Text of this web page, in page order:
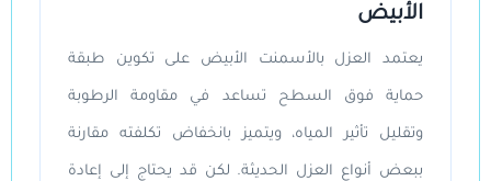
الأبيض
يعتمد العزل بالأسمنت الأبيض على تكوين طبقة
حماية فوق السطح تساعد في مقاومة الرطوبة
وتقليل تأثير المياه، ويتميز بانخفاض تكلفته مقارنة
ببعض أنواع العزل الحديثة. لكن قد يحتاج إلى إعادة